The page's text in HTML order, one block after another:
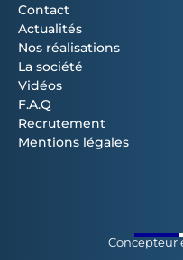
Contact
Actualités
Nos réalisations
La société
Vidéos
F.A.Q
Recrutement
Mentions légales
Concepteur